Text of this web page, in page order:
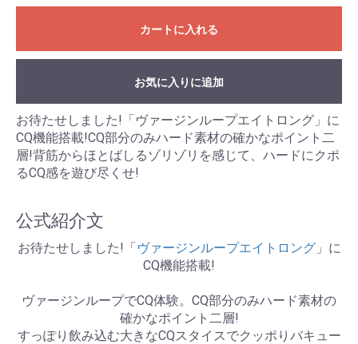
カートに入れる
お気に入りに追加
お待たせしました!「ヴァージンループエイトロング」に
CQ機能搭載!CQ部分のみハード素材の確かなポイント二
層!背筋からほとばしるゾリゾリを感じて、ハードにクポ
るCQ感を遊び尽くせ!
公式紹介文
お待たせしました!「ヴァージンループエイトロング」に
CQ機能搭載!
ヴァージンループでCQ体験。CQ部分のみハード素材の
確かなポイント二層!
すっぽり飲み込む大きなCQスタイスでクッポりバキュー